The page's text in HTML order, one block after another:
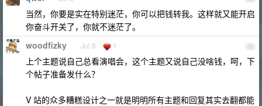
当然，你要是实在特别迷茫，你可以把钱转我。这样就又能开启
你奋斗开关了，你就不迷茫了。
56
woodfizky Jul 8 1
上个主题说自己总看演唱会，这个主题又说自己没啥钱，呵，下
个帖子准备发什么？
V 站的众多糟糕设计之一就是明明所有主题和回复其实去翻都能